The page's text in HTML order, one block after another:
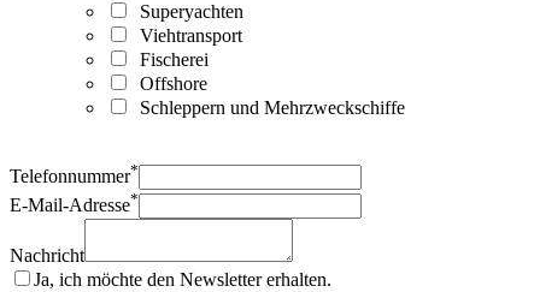
Superyachten
Viehtransport
Fischerei
Offshore
Schleppern und Mehrzweckschiffe
Telefonnummer*
E-Mail-Adresse*
Nachricht
Ja, ich möchte den Newsletter erhalten.